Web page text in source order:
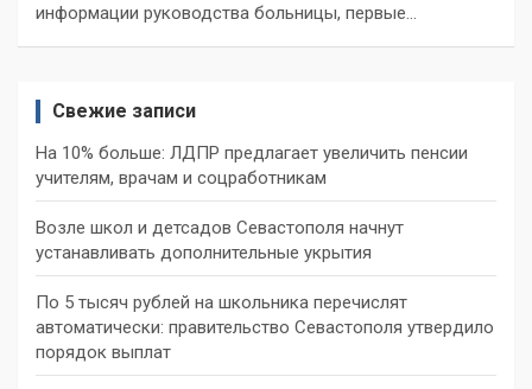
информации руководства больницы, первые…
Свежие записи
На 10% больше: ЛДПР предлагает увеличить пенсии
учителям, врачам и соцработникам
Возле школ и детсадов Севастополя начнут
устанавливать дополнительные укрытия
По 5 тысяч рублей на школьника перечислят
автоматически: правительство Севастополя утвердило
порядок выплат